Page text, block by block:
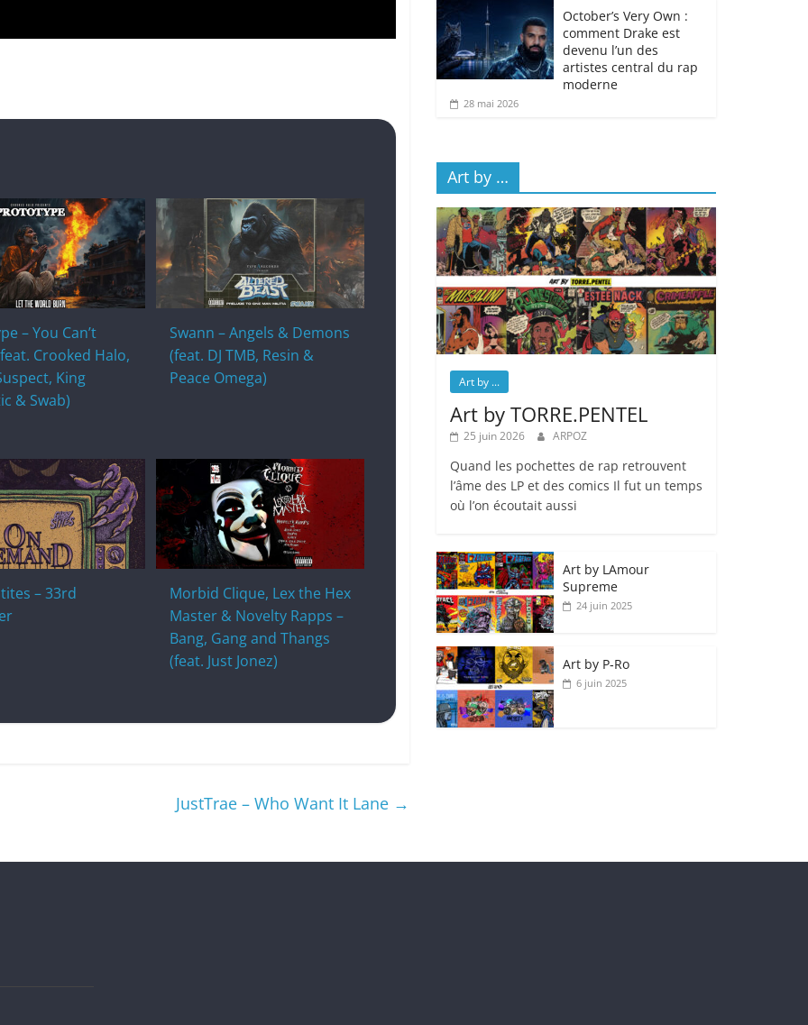
– You Can’t
Crooked Halo,
King
& Swab)
Swann – Angels & Demons
(feat. DJ TMB, Resin &
Peace Omega)
– 33rd
Morbid Clique, Lex the Hex
Master & Novelty Rapps –
Bang, Gang and Thangs
(feat. Just Jonez)
JustTrae – Who Want It Lane →
October’s Very Own :
comment Drake est
devenu l’un des
artistes central du rap
moderne
28 mai 2026
Art by …
Art by ...
Art by TORRE.PENTEL
25 juin 2026 ARPOZ
Quand les pochettes de rap retrouvent
l’âme des LP et des comics Il fut un temps
où l’on écoutait aussi
Art by LAmour
Supreme
24 juin 2025
Art by P‑Ro
6 juin 2025